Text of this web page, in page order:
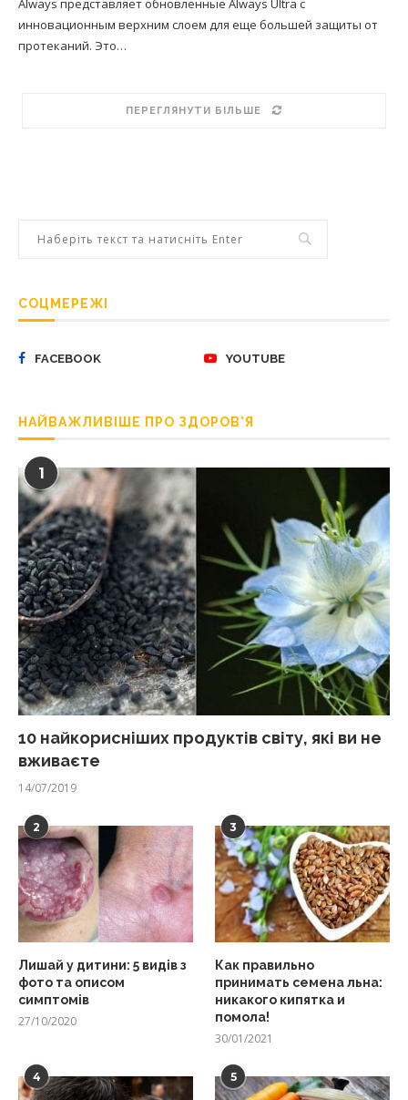
Always представляет обновленные Always Ultra с
инновационным верхним слоем для еще большей защиты от
протеканий. Это…
ПЕРЕГЛЯНУТИ БІЛЬШЕ
СОЦМЕРЕЖІ
FACEBOOK YOUTUBE
НАЙВАЖЛИВІШЕ ПРО ЗДОРОВ’Я
1
10 найкорисніших продуктів світу, які ви не
вживаєте
14/07/2019
2
Лишай у дитини: 5 видів з
фото та описом
симптомів
27/10/2020
3
Как правильно
принимать семена льна:
никакого кипятка и
помола!
30/01/2021
4 5